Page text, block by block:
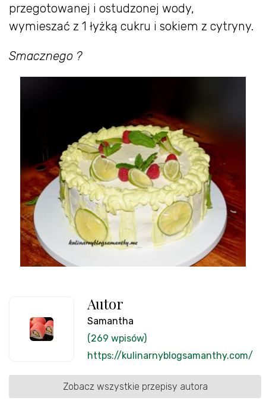
przegotowanej i ostudzonej wody,
wymieszać z 1 łyżką cukru i sokiem z cytryny.
Smacznego ?
Autor
Samantha
(269 wpisów)
https://kulinarnyblogsamanthy.com/
Zobacz wszystkie przepisy autora